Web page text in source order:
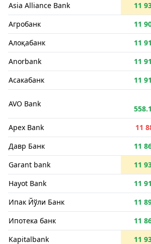
Asia Alliance Bank 11
Агробанк 11
Алоқабанк 11
Anorbank 11
Асакабанк 11
AVO Bank
Apex Bank 11
Давр Банк 11
Garant bank 11
Hayot Bank 11
Ипак Йўли Банк 11
Ипотека банк 11
Kapitalbank 11